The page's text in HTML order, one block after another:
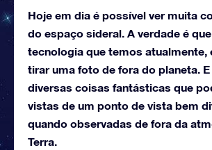
Hoje em dia é possível ver muita
do espaço sideral. A verdade é
tecnologia que temos atualmente,
tirar uma foto de fora do planeta.
diversas coisas fantásticas que
vistas de um ponto de vista bem
quando observadas de fora da
Terra.